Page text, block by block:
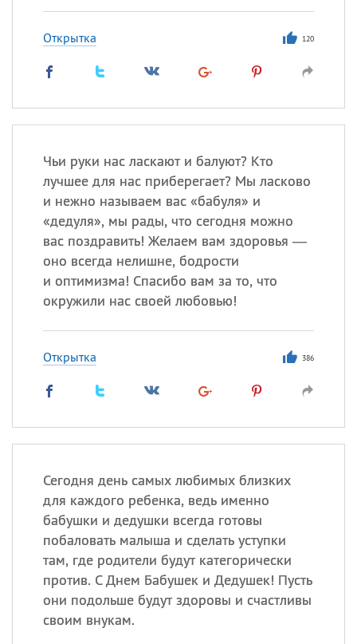
Открытка 120
Чьи руки нас ласкают и балуют? Кто
лучшее для нас приберегает? Мы ласково
и нежно называем вас «бабуля» и
«дедуля», мы рады, что сегодня можно
вас поздравить! Желаем вам здоровья —
оно всегда нелишне, бодрости
и оптимизма! Спасибо вам за то, что
окружили нас своей любовью!
Открытка 386
Сегодня день самых любимых близких
для каждого ребенка, ведь именно
бабушки и дедушки всегда готовы
побаловать малыша и сделать уступки
там, где родители будут категорически
против. С Днем Бабушек и Дедушек! Пусть
они подольше будут здоровы и счастливы
своим внукам.